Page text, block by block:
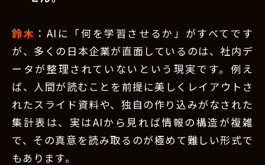
鈴木 ：AIに「何を学習させるか」がすべてです
が、多くの日本企業が直面しているのは、社内デ
ータが整理されていないという現実です。例え
ば、人間が読むことを前提に美しくレイアウトさ
れたスライド資料や、独自の作り込みがなされた
集計表は、実はAIから見れば情報の構造が複雑
で、その真意を読み取るのが極めて難しい形式で
もあります。